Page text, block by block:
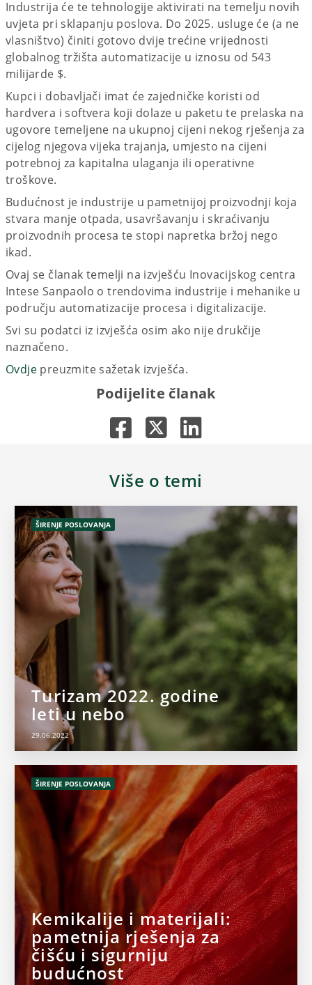
Industrija će te tehnologije aktivirati na temelju novih
uvjeta pri sklapanju poslova. Do 2025. usluge će (a ne
vlasništvo) činiti gotovo dvije trećine vrijednosti
globalnog tržišta automatizacije u iznosu od 543
milijarde $.
Kupci i dobavljači imat će zajedničke koristi od
hardvera i softvera koji dolaze u paketu te prelaska na
ugovore temeljene na ukupnoj cijeni nekog rješenja za
cijelog njegova vijeka trajanja, umjesto na cijeni
potrebnoj za kapitalna ulaganja ili operativne
troškove.
Budućnost je industrije u pametnijoj proizvodnji koja
stvara manje otpada, usavršavanju i skraćivanju
proizvodnih procesa te stopi napretka bržoj nego
ikad.
Ovaj se članak temelji na izvješću Inovacijskog centra
Intese Sanpaolo o trendovima industrije i mehanike u
području automatizacije procesa i digitalizacije.
Svi su podatci iz izvješća osim ako nije drukčije
naznačeno.
Ovdje preuzmite sažetak izvješća.
Podijelite članak
Više o temi
ŠIRENJE POSLOVANJA
Turizam 2022. godine
leti u nebo
29.06.2022
ŠIRENJE POSLOVANJA
Kemikalije i materijali:
pametnija rješenja za
čišću i sigurniju
budućnost